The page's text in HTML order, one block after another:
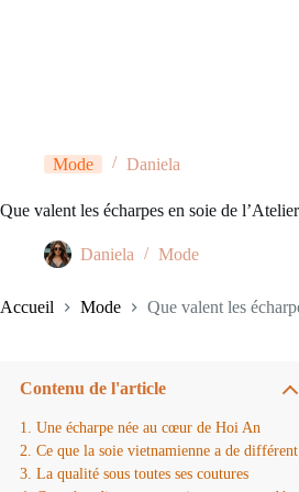
Mode Daniela
Que valent les écharpes en soie de
Daniela Mode
Accueil Mode Que valent les
Contenu de l'article
Une écharpe née au cœur de Hoi An
Ce que la soie vietnamienne a de différent
La qualité sous toutes ses coutures